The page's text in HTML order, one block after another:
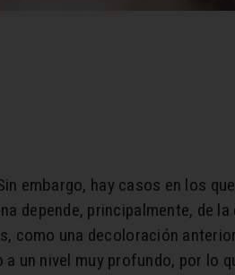
embargo, hay casos en los
depende, principalmente, de
como una decoloración
un nivel muy profundo, por lo